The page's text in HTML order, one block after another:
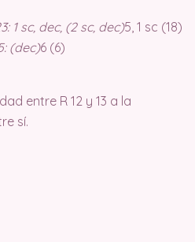
1 sc, dec, (2 sc, dec)5, 1 sc (18)
(dec)6 (6)
entre R 12 y 13 a la
sí.